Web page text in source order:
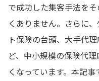
で成功した集客手法を
くありません。さらに
ト保険の台頭、大手代
ど、中小規模の保険代
くなっています。本記